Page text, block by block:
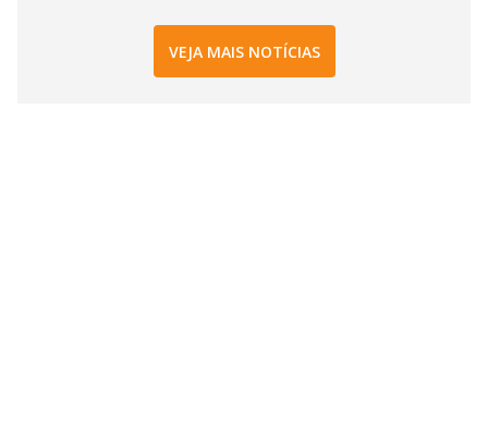
VEJA MAIS NOTÍCIAS